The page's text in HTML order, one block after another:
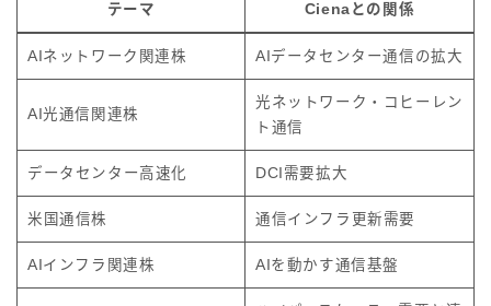
テーマ Cienaとの関係
AIネットワーク関連株 AIデータセンター通信の拡大
AI光通信関連株
光ネットワーク・コヒーレン
ト通信
データセンター高速化 DCI需要拡大
米国通信株 通信インフラ更新需要
AIインフラ関連株 AIを動かす通信基盤